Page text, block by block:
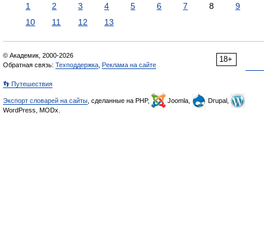
1 2 3 4 5 6 7 8
9
10
11 12 13
18+
© Академик, 2000-2026
Обратная связь: Техподдержка Реклама на сайте
👣 Путешествия
Экспорт словарей на сайты , сделанные на PHP, Joomla,
Drupal,
WordPress, MODx.